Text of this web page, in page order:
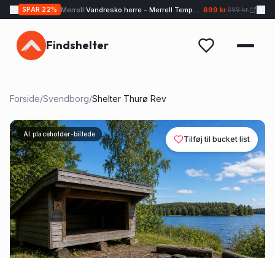
SPAR 22% Merrell Vandresko herre - Merrell Tempo EXP - Sand 699 kr.899 kr.
Findshelter
Forside/Svendborg/Shelter Thurø Rev
AI placeholder-billede
Tilføj til bucket list